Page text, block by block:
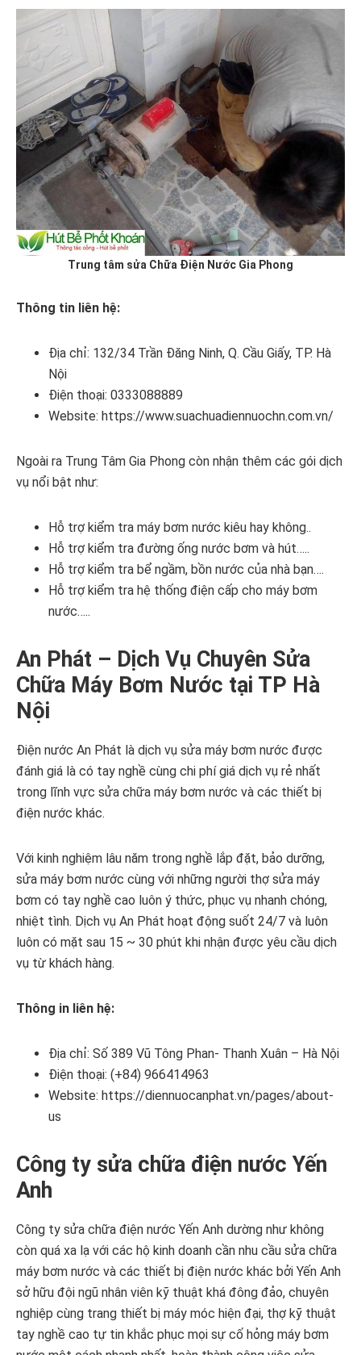
Trung tâm sửa Chữa Điện Nước Gia Phong
Thông tin liên hệ:
Địa chỉ: 132/34 Trần Đăng Ninh, Q. Cầu Giấy, TP. Hà
Nội
Điện thoại: 0333088889
Website: https://www.suachuadiennuochn.com.vn/
Ngoài ra Trung Tâm Gia Phong còn nhận thêm các gói dịch
vụ nổi bật như:
Hỗ trợ kiểm tra máy bơm nước kiêu hay không..
Hỗ trợ kiểm tra đường ống nước bơm và hút…..
Hỗ trợ kiểm tra bể ngầm, bồn nước của nhà bạn….
Hỗ trợ kiểm tra hệ thống điện cấp cho máy bơm
nước…..
An Phát – Dịch Vụ Chuyên Sửa
Chữa Máy Bơm Nước tại TP Hà
Nội
Điện nước An Phát là dịch vụ sửa máy bơm nước được
đánh giá là có tay nghề cùng chi phí giá dịch vụ rẻ nhất
trong lĩnh vực sửa chữa máy bơm nước và các thiết bị
điện nước khác.
Với kinh nghiệm lâu năm trong nghề lắp đặt, bảo dưỡng,
sửa máy bơm nước cùng với những người thợ sửa máy
bơm có tay nghề cao luôn ý thức, phục vụ nhanh chóng,
nhiệt tình. Dịch vụ An Phát hoạt động suốt 24/7 và luôn
luôn có mặt sau 15 ~ 30 phút khi nhận được yêu cầu dịch
vụ từ khách hàng.
Thông in liên hệ:
Địa chỉ: Số 389 Vũ Tông Phan- Thanh Xuân – Hà Nội
Điện thoại: (+84) 966414963
Website: https://diennuocanphat.vn/pages/about-
us
Công ty sửa chữa điện nước Yến
Anh
Công ty sửa chữa điện nước Yến Anh dường như không
còn quá xa lạ với các hộ kinh doanh cần nhu cầu sửa chữa
máy bơm nước và các thiết bị điện nước khác bởi Yến Anh
sở hữu đội ngũ nhân viên kỹ thuật khá đông đảo, chuyên
nghiệp cùng trang thiết bị máy móc hiện đại, thợ kỹ thuật
tay nghề cao tự tin khắc phục mọi sự cố hỏng máy bơm